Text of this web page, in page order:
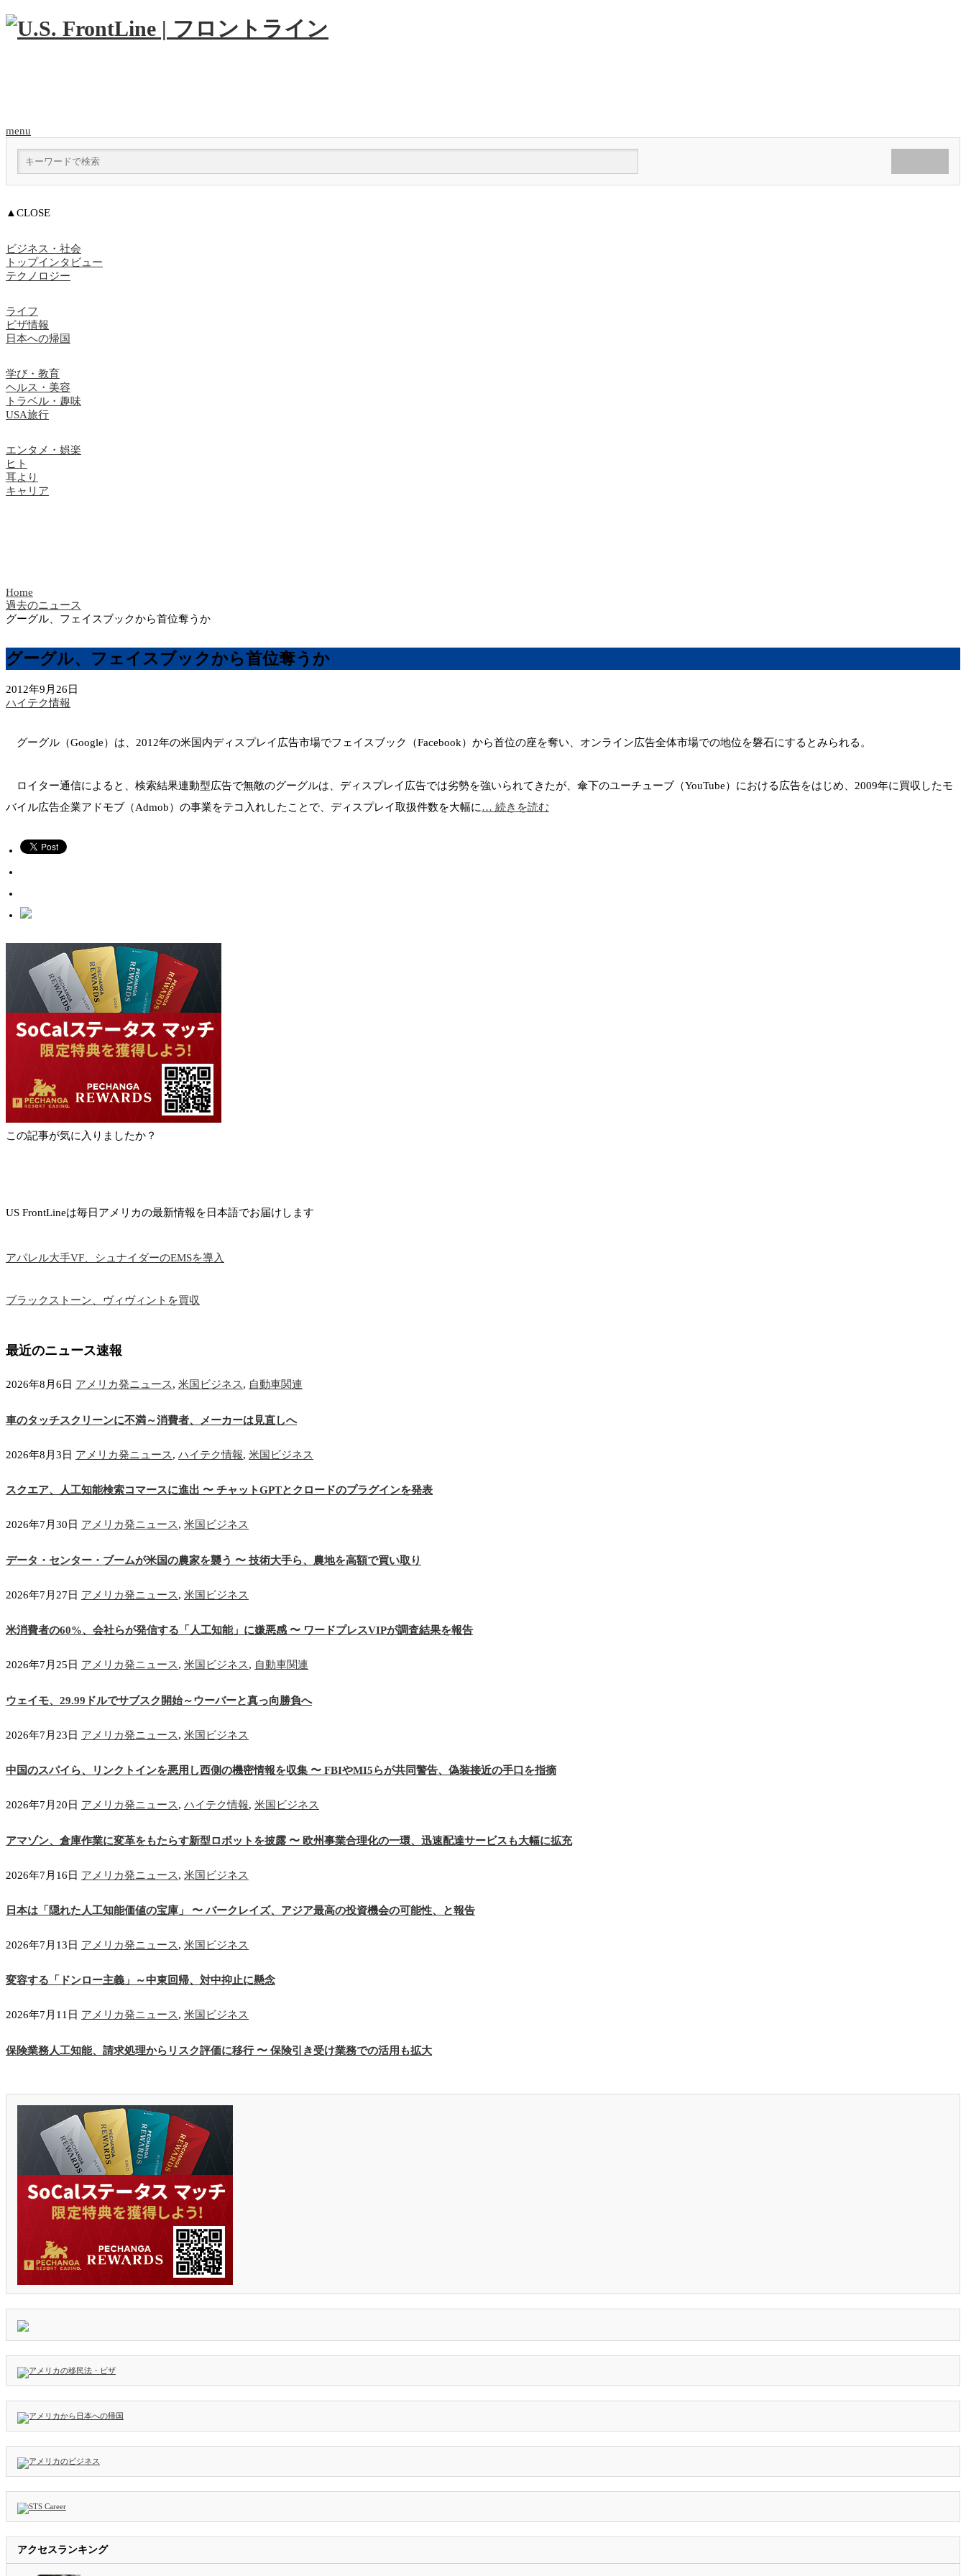
menu
▲CLOSE
ビジネス・社会
トップインタビュー
テクノロジー
ライフ
ビザ情報
日本への帰国
学び・教育
ヘルス・美容
トラベル・趣味
USA旅行
エンタメ・娯楽
ヒト
耳より
キャリア
Home
過去のニュース
グーグル、フェイスブックから首位奪うか
グーグル、フェイスブックから首位奪うか
2012年9月26日
ハイテク情報
グーグル（Google）は、2012年の米国内ディスプレイ広告市場でフェイスブック（Facebook）から首位の座を奪い、オンライン広告全体市場での地位を磐石にするとみられる。
ロイター通信によると、検索結果連動型広告で無敵のグーグルは、ディスプレイ広告では劣勢を強いられてきたが、傘下のユーチューブ（YouTube）における広告をはじめ、2009年に買収したモ
バイル広告企業アドモブ（Admob）の事業をテコ入れしたことで、ディスプレイ取扱件数を大幅に… 続きを読む
この記事が気に入りましたか？
US FrontLineは毎日アメリカの最新情報を日本語でお届けします
アパレル大手VF、シュナイダーのEMSを導入
ブラックストーン、ヴィヴィントを買収
最近のニュース速報
2026年8月6日 アメリカ発ニュース, 米国ビジネス, 自動車関連
車のタッチスクリーンに不満～消費者、メーカーは見直しへ
2026年8月3日 アメリカ発ニュース, ハイテク情報, 米国ビジネス
スクエア、人工知能検索コマースに進出 〜 チャットGPTとクロードのプラグインを発表
2026年7月30日 アメリカ発ニュース, 米国ビジネス
データ・センター・ブームが米国の農家を襲う 〜 技術大手ら、農地を高額で買い取り
2026年7月27日 アメリカ発ニュース, 米国ビジネス
米消費者の60%、会社らが発信する「人工知能」に嫌悪感 〜 ワードプレスVIPが調査結果を報告
2026年7月25日 アメリカ発ニュース, 米国ビジネス, 自動車関連
ウェイモ、29.99ドルでサブスク開始～ウーバーと真っ向勝負へ
2026年7月23日 アメリカ発ニュース, 米国ビジネス
中国のスパイら、リンクトインを悪用し西側の機密情報を収集 〜 FBIやMI5らが共同警告、偽装接近の手口を指摘
2026年7月20日 アメリカ発ニュース, ハイテク情報, 米国ビジネス
アマゾン、倉庫作業に変革をもたらす新型ロボットを披露 〜 欧州事業合理化の一環、迅速配達サービスも大幅に拡充
2026年7月16日 アメリカ発ニュース, 米国ビジネス
日本は「隠れた人工知能価値の宝庫」 〜 バークレイズ、アジア最高の投資機会の可能性、と報告
2026年7月13日 アメリカ発ニュース, 米国ビジネス
変容する「ドンロー主義」～中東回帰、対中抑止に懸念
2026年7月11日 アメリカ発ニュース, 米国ビジネス
保険業務人工知能、請求処理からリスク評価に移行 〜 保険引き受け業務での活用も拡大
アクセスランキング